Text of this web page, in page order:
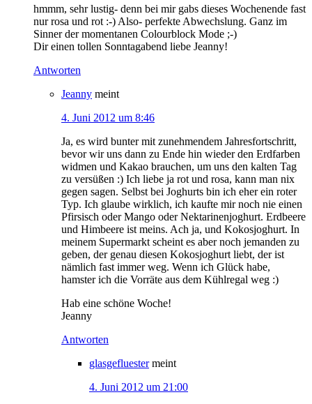
hmmm, sehr lustig- denn bei mir gabs dieses Wochenende fast
nur rosa und rot :-) Also- perfekte Abwechslung. Ganz im
Sinner der momentanen Colourblock Mode ;-)
Dir einen tollen Sonntagabend liebe Jeanny!
Antworten
Jeanny meint
4. Juni 2012 um 8:46
Ja, es wird bunter mit zunehmendem Jahresfortschritt,
bevor wir uns dann zu Ende hin wieder den Erdfarben
widmen und Kakao brauchen, um uns den kalten Tag
zu versüßen :) Ich liebe ja rot und rosa, kann man nix
gegen sagen. Selbst bei Joghurts bin ich eher ein roter
Typ. Ich glaube wirklich, ich kaufte mir noch nie einen
Pfirsisch oder Mango oder Nektarinenjoghurt. Erdbeere
und Himbeere ist meins. Ach ja, und Kokosjoghurt. In
meinem Supermarkt scheint es aber noch jemanden zu
geben, der genau diesen Kokosjoghurt liebt, der ist
nämlich fast immer weg. Wenn ich Glück habe,
hamster ich die Vorräte aus dem Kühlregal weg :)
Hab eine schöne Woche!
Jeanny
Antworten
glasgefluester meint
4. Juni 2012 um 21:00